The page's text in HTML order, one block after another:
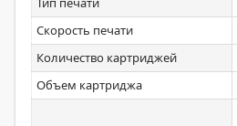
Скорость печати
Количество картриджей
Объем картриджа